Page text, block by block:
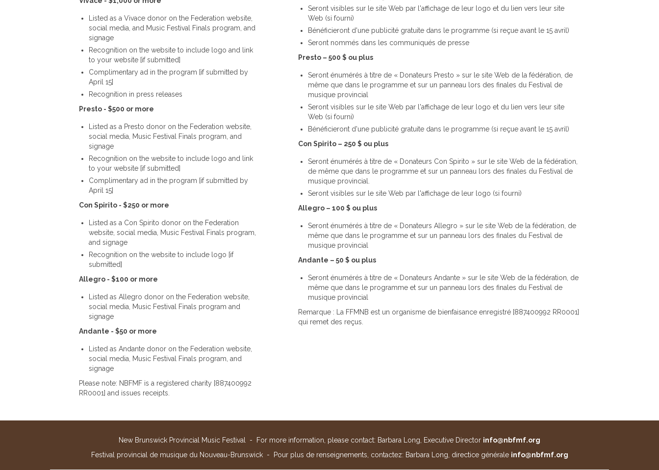
Listed as a Vivace donor on the Federation website,
social media, and Music Festival Finals program, and
signage
Recognition on the website to include logo and link
to your website [if submitted]
Complimentary ad in the program [if submitted by
April 15]
Recognition in press releases
Presto - $500 or more
Listed as a Presto donor on the Federation website,
social media, Music Festival Finals program, and
signage
Recognition on the website to include logo and link
to your website [if submitted]
Complimentary ad in the program [if submitted by
April 15]
Con Spirito - $250 or more
Listed as a Con Spirito donor on the Federation
website, social media, Music Festival Finals program,
and signage
Recognition on the website to include logo [if
submitted]
Allegro - $100 or more
Listed as Allegro donor on the Federation website,
social media, Music Festival Finals program and
signage
Andante - $50 or more
Listed as Andante donor on the Federation website,
social media, Music Festival Finals program, and
signage
Please note: NBFMF is a registered charity [887400992
RR0001] and issues receipts.
Seront visibles sur le site Web par l'affichage de leur logo et du lien vers leur site
Web (si fourni)
Bénéficieront d'une publicité gratuite dans le programme (si reçue avant le 15 avril)
Seront nommés dans les communiqués de presse
Presto – 500 $ ou plus
Seront énumérés à titre de « Donateurs Presto » sur le site Web de la fédération, de
même que dans le programme et sur un panneau lors des finales du Festival de
musique provincial
Seront visibles sur le site Web par l'affichage de leur logo et du lien vers leur site
Web (si fourni)
Bénéficieront d'une publicité gratuite dans le programme (si reçue avant le 15 avril)
Con Spirito – 250 $ ou plus
Seront énumérés à titre de « Donateurs Con Spirito » sur le site Web de la fédération,
de même que dans le programme et sur un panneau lors des finales du Festival de
musique provincial.
Seront visibles sur le site Web par l'affichage de leur logo (si fourni)
Allegro – 100 $ ou plus
Seront énumérés à titre de « Donateurs Allegro » sur le site Web de la fédération, de
même que dans le programme et sur un panneau lors des finales du Festival de
musique provincial
Andante – 50 $ ou plus
Seront énumérés à titre de « Donateurs Andante » sur le site Web de la fédération, de
même que dans le programme et sur un panneau lors des finales du Festival de
musique provincial
Remarque : La FFMNB est un organisme de bienfaisance enregistré [887400992 RR0001]
qui remet des reçus.
New Brunswick Provincial Music Festival - For more information, please contact: Barbara Long, Executive Director info@nbfmf.org
Festival provincial de musique du Nouveau-Brunswick - Pour plus de renseignements, contactez: Barbara Long, directice générale info@nbfmf.org